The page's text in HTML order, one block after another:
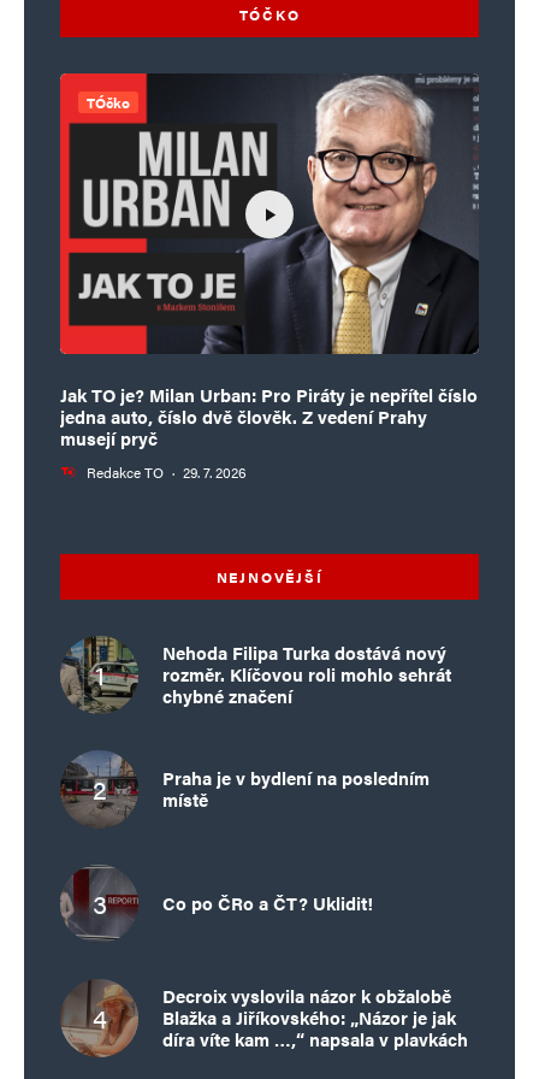
TÓČKO
TÓčko
Jak TO je? Milan Urban: Pro Piráty je nepřítel číslo
jedna auto, číslo dvě člověk. Z vedení Prahy
musejí pryč
Redakce TO · 29. 7. 2026
NEJNOVĚJŠÍ
Nehoda Filipa Turka dostává nový
rozměr. Klíčovou roli mohlo sehrát
chybné značení
Praha je v bydlení na posledním
místě
Co po ČRo a ČT? Uklidit!
Decroix vyslovila názor k obžalobě
Blažka a Jiříkovského: „Názor je jak
díra víte kam …,“ napsala v plavkách